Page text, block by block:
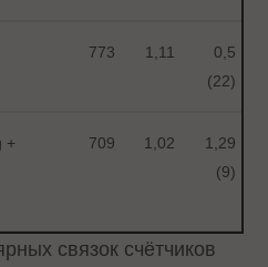
773 1,11
0,5
(22)
+
709 1,02
1,29
(9)
связок счётчиков